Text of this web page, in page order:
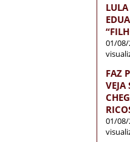
01/08/
FAZ
VEJA
01/08/